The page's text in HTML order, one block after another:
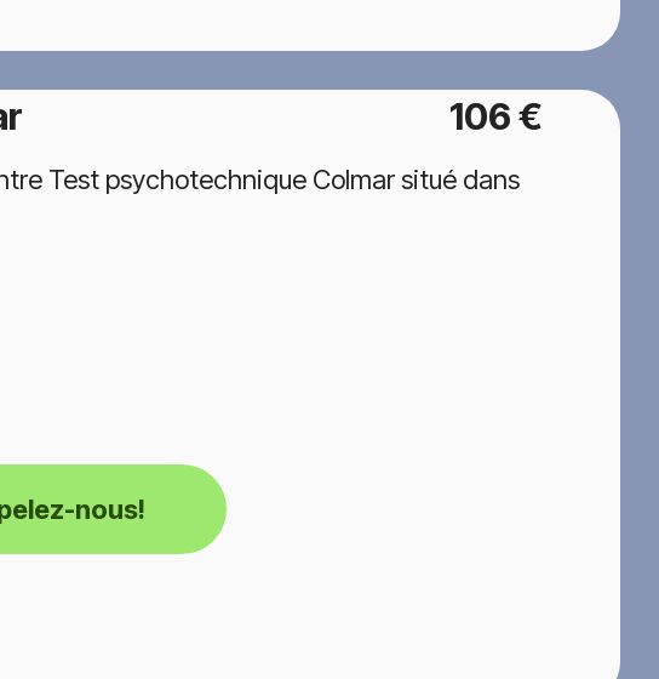
106 €
Test psychotechnique Colmar situé dans
nous!